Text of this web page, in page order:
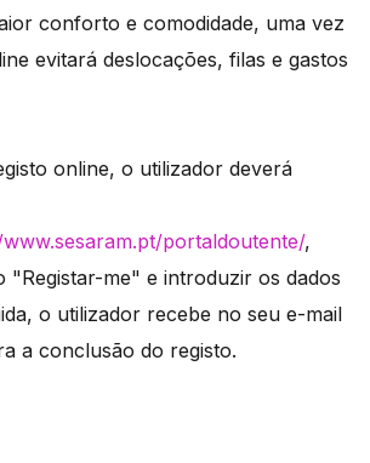
conforto e comodidade, uma vez
evitará deslocações, filas e gastos
online, o utilizador deverá
portaldoutente/,
"Registar-me" e introduzir os dados
o utilizador recebe no seu e-mail
a conclusão do registo.